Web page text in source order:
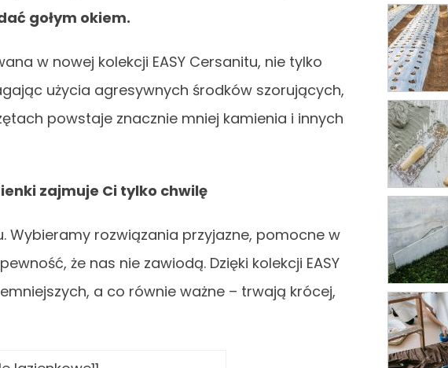
gołym okiem.
w nowej kolekcji EASY Cersanitu, nie tylko
użycia agresywnych środków szorujących,
powstaje znacznie mniej kamienia i innych
zajmuje Ci tylko chwilę
Wybieramy rozwiązania przyjazne, pomocne w
że nas nie zawiodą. Dzięki kolekcji EASY
a co równie ważne – trwają krócej,